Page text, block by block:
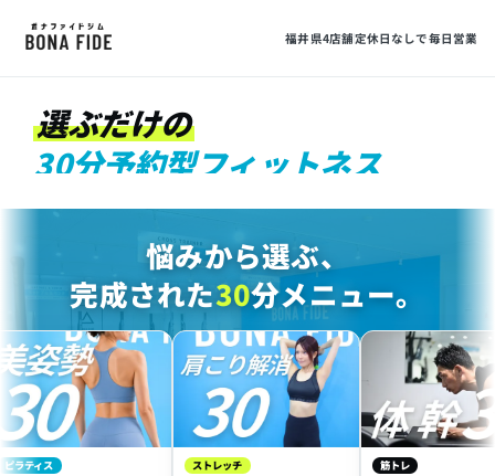
福井県4店舗定休日なしで毎日営業
選ぶだけの
30分予約型フィットネス
30
MIN FITNESS
悩みから選ぶ、
完成された30分メニュー。
ス ストレッチ 筋トレ